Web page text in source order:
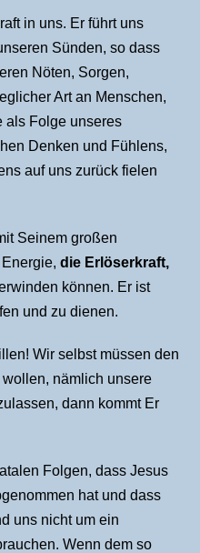
in uns. Er führt uns
Sünden, so dass
Nöten, Sorgen,
Art an Menschen,
als Folge unseres
Denken und Fühlens,
auf uns zurück fielen
Seinem großen
die Erlöserkraft,
können. Er ist
und zu dienen.
Wir selbst müssen den
nämlich unsere
dann kommt Er
Folgen, dass Jesus
hat und dass
uns nicht um ein
Wenn dem so